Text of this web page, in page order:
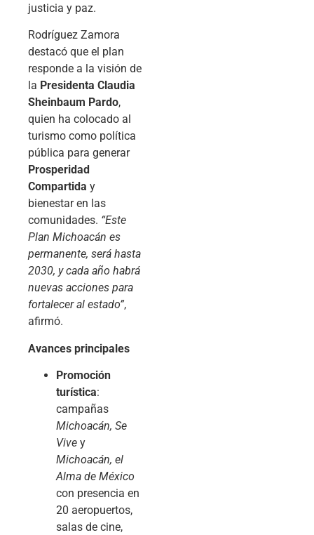
justicia y paz.
Rodríguez Zamora
destacó que el plan
responde a la visión de
la Presidenta Claudia
Sheinbaum Pardo,
quien ha colocado al
turismo como política
pública para generar
Prosperidad
Compartida y
bienestar en las
comunidades. “Este
Plan Michoacán es
permanente, será hasta
2030, y cada año habrá
nuevas acciones para
fortalecer al estado”,
afirmó.
Avances principales
Promoción
turística:
campañas
Michoacán, Se
Vive y
Michoacán, el
Alma de México
con presencia en
20 aeropuertos,
salas de cine,